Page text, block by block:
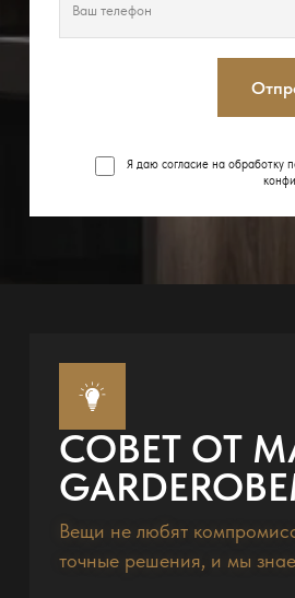
Я даю согласие на обработку
СОВЕТ ОТ
Вещи не любят
точные решения, и мы